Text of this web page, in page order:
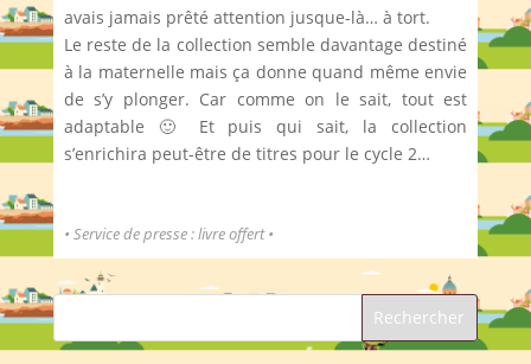
avais jamais prêté attention jusque-là… à tort.
Le reste de la collection semble davantage destiné
à la maternelle mais ça donne quand même envie
de s’y plonger. Car comme on le sait, tout est
adaptable 🙂 Et puis qui sait, la collection
s’enrichira peut-être de titres pour le cycle 2…
• Service de presse : livre offert •